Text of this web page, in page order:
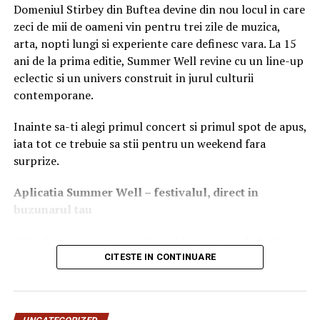
economisi energie, încărcându-se până la 50% în doar
30 de minute cu un adaptor de 25W. Toată această
putere prinde viață pe un ecran Dynamic AMOLED 2X
de 6,4 inch (16.2 cm), luminos și foarte fluid. În funcție
de mediul înconjurător, tehnologia Vision Booster de pe
Galaxy S23 FE detectează automat condițiile de
culoare ca modelele flagship.
Construit cu grijă pentru planetă
Galaxy S23 FE utilizează o varietate largă de materiale
reciclate găsite atât în componente interne, cât și
pescuit, butoaie de apă și sticle PET abandonate.
Pentru Galaxy S23 FE, Samsung asigură patru generații
Domeniul Stirbey din Buftea devine din nou locul in care
zeci de mii de oameni vin pentru trei zile de muzica,
arta, nopti lungi si experiente care definesc vara. La 15
ani de la prima editie, Summer Well revine cu un line-up
eclectic si un univers construit in jurul culturii
contemporane.
Inainte sa-ti alegi primul concert si primul spot de apus,
iata tot ce trebuie sa stii pentru un weekend fara
surprize.
Aplicatia Summer Well– festivalul, direct in
buzunarul tau
este sa descarci aplicatia Summer Well, disponibila in
CITESTE IN CONTINUARE